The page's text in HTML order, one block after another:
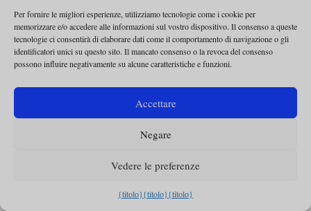
Per fornire le migliori esperienze, utilizziamo tecnologie come i cookie per
memorizzare e/o accedere alle informazioni sul vostro dispositivo. Il consenso a queste
tecnologie ci consentirà di elaborare dati come il comportamento di navigazione o gli
identificatori unici su questo sito. Il mancato consenso o la revoca del consenso
possono influire negativamente su alcune caratteristiche e funzioni.
Accettare
Negare
Vedere le preferenze
{titolo}{titolo}{titolo}
ATTUALITÀ
Non ricevete ancora
le notizie del giorno
via Whatsapp?